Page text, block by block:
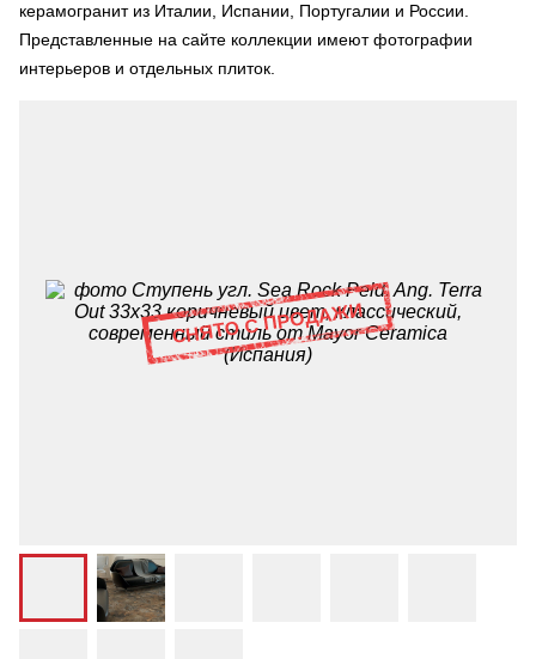
керамогранит из Италии, Испании, Португалии и России.
Представленные на сайте коллекции имеют фотографии
интерьеров и отдельных плиток.